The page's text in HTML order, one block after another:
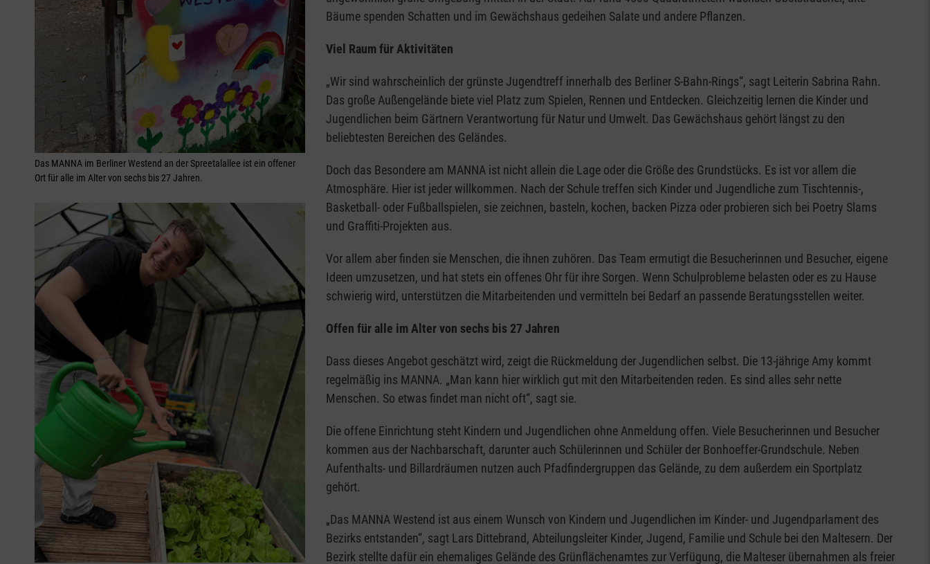
Das MANNA im Berliner Westend an der Spreetalallee ist ein offener
Ort für alle im Alter von sechs bis 27 Jahren.
Bäume spenden Schatten und im Gewächshaus gedeihen Salate und andere Pflanzen.
Viel Raum für Aktivitäten
„Wir sind wahrscheinlich der grünste Jugendtreff innerhalb des Berliner S-Bahn-Rings“, sagt Leiterin Sabrina Rahn.
Das große Außengelände biete viel Platz zum Spielen, Rennen und Entdecken. Gleichzeitig lernen die Kinder und
Jugendlichen beim Gärtnern Verantwortung für Natur und Umwelt. Das Gewächshaus gehört längst zu den
beliebtesten Bereichen des Geländes.
Doch das Besondere am MANNA ist nicht allein die Lage oder die Größe des Grundstücks. Es ist vor allem die
Atmosphäre. Hier ist jeder willkommen. Nach der Schule treffen sich Kinder und Jugendliche zum Tischtennis-,
Basketball- oder Fußballspielen, sie zeichnen, basteln, kochen, backen Pizza oder probieren sich bei Poetry Slams
und Graffiti-Projekten aus.
Vor allem aber finden sie Menschen, die ihnen zuhören. Das Team ermutigt die Besucherinnen und Besucher, eigene
Ideen umzusetzen, und hat stets ein offenes Ohr für ihre Sorgen. Wenn Schulprobleme belasten oder es zu Hause
schwierig wird, unterstützen die Mitarbeitenden und vermitteln bei Bedarf an passende Beratungsstellen weiter.
Offen für alle im Alter von sechs bis 27 Jahren
Dass dieses Angebot geschätzt wird, zeigt die Rückmeldung der Jugendlichen selbst. Die 13-jährige Amy kommt
regelmäßig ins MANNA. „Man kann hier wirklich gut mit den Mitarbeitenden reden. Es sind alles sehr nette
Menschen. So etwas findet man nicht oft“, sagt sie.
Die offene Einrichtung steht Kindern und Jugendlichen ohne Anmeldung offen. Viele Besucherinnen und Besucher
kommen aus der Nachbarschaft, darunter auch Schülerinnen und Schüler der Bonhoeffer-Grundschule. Neben
Aufenthalts- und Billardräumen nutzen auch Pfadfindergruppen das Gelände, zu dem außerdem ein Sportplatz
gehört.
„Das MANNA Westend ist aus einem Wunsch von Kindern und Jugendlichen im Kinder- und Jugendparlament des
Bezirks entstanden“, sagt Lars Dittebrand, Abteilungsleiter Kinder, Jugend, Familie und Schule bei den Maltesern. Der
Bezirk stellte dafür ein ehemaliges Gelände des Grünflächenamtes zur Verfügung, die Malteser übernahmen als freier